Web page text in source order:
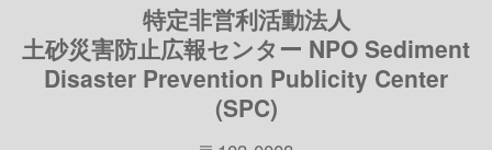
特定非営利活動法人
土砂災害防止広報センター NPO Sediment
Disaster Prevention Publicity Center
(SPC)